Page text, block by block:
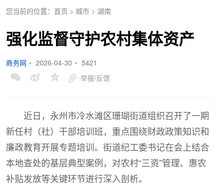
您当前的位置： 首页 > 城市 > 湖南
强化监督守护农村集体资产
商务网 • 2026-04-30 • 5421
举报/反馈
近日，永州市冷水滩区珊瑚街道组织召开了一期
新任村（社）干部培训班，重点围绕财政政策知识和
廉政教育开展专题培训。街道纪工委书记在会上结合
本地查处的基层典型案例，对农村“三资”管理、惠农
补贴发放等关键环节进行深入剖析。